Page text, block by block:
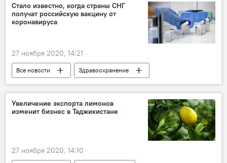
Стало известно, когда страны СНГ
получат российскую вакцину от
коронавируса
27 ноября 2020, 14:21
Все новости
Здравоохранение
Мир
вакцина от коронавируса
Коронавирус: опасное заболевание в России и мире
Увеличение экспорта лимонов
изменит бизнес в Таджикистане
27 ноября 2020, 14:10